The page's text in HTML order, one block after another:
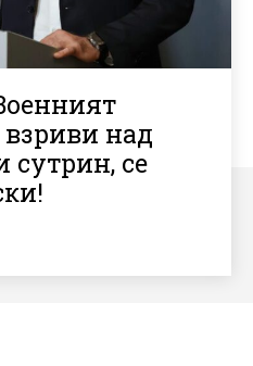
взриви над
сутрин, се